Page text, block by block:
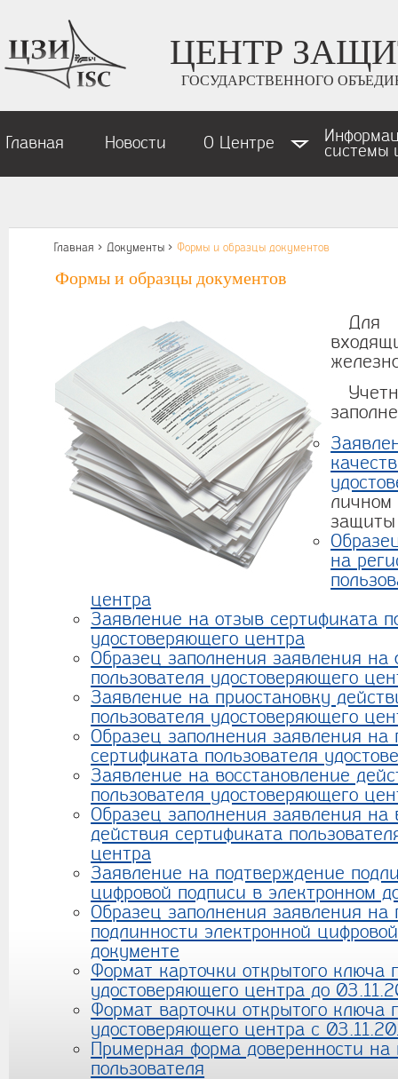
Главная Новости О Центре
системы
ЦЕНТР
ГОСУДАРСТВЕННОГО
Главная > Документы > Формы и образцы документов
Формы и образцы документов
личном
на
центра
Заявление на отзыв сертификата
удостоверяющего центра
Образец заполнения заявления на
пользователя удостоверяющего
Заявление на приостановку
пользователя удостоверяющего
Образец заполнения заявления на
сертификата пользователя
Заявление на восстановление
пользователя удостоверяющего
Образец заполнения заявления на
действия сертификата
центра
Заявление на подтверждение
цифровой подписи в электронном
Образец заполнения заявления на
подлинности электронной
документе
Формат карточки открытого ключа
удостоверяющего центра до
Формат варточки открытого ключа
удостоверяющего центра с
Примерная форма доверенности на
пользователя